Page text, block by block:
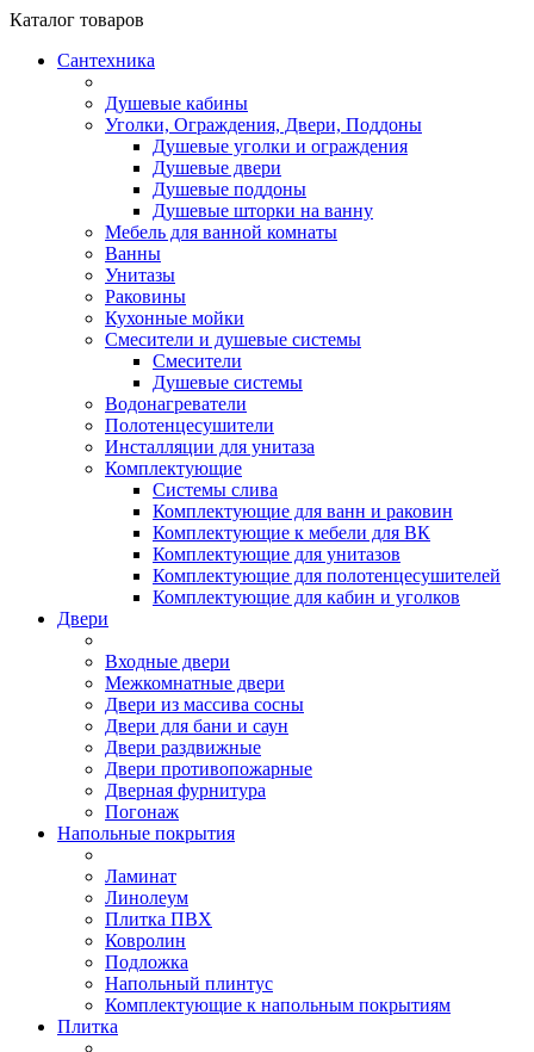
Каталог товаров
Сантехника
Душевые кабины
Уголки, Ограждения, Двери, Поддоны
Душевые уголки и ограждения
Душевые двери
Душевые поддоны
Душевые шторки на ванну
Мебель для ванной комнаты
Ванны
Унитазы
Раковины
Кухонные мойки
Смесители и душевые системы
Смесители
Душевые системы
Водонагреватели
Полотенцесушители
Инсталляции для унитаза
Комплектующие
Системы слива
Комплектующие для ванн и раковин
Комплектующие к мебели для ВК
Комплектующие для унитазов
Комплектующие для полотенцесушителей
Комплектующие для кабин и уголков
Двери
Входные двери
Межкомнатные двери
Двери из массива сосны
Двери для бани и саун
Двери раздвижные
Двери противопожарные
Дверная фурнитура
Погонаж
Напольные покрытия
Ламинат
Линолеум
Плитка ПВХ
Ковролин
Подложка
Напольный плинтус
Комплектующие к напольным покрытиям
Плитка